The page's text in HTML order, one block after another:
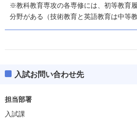
※教科教育専攻の各専修には、初等教育
分野がある（技術教育と英語教育は中等
入試お問い合わせ先
担当部署
入試課